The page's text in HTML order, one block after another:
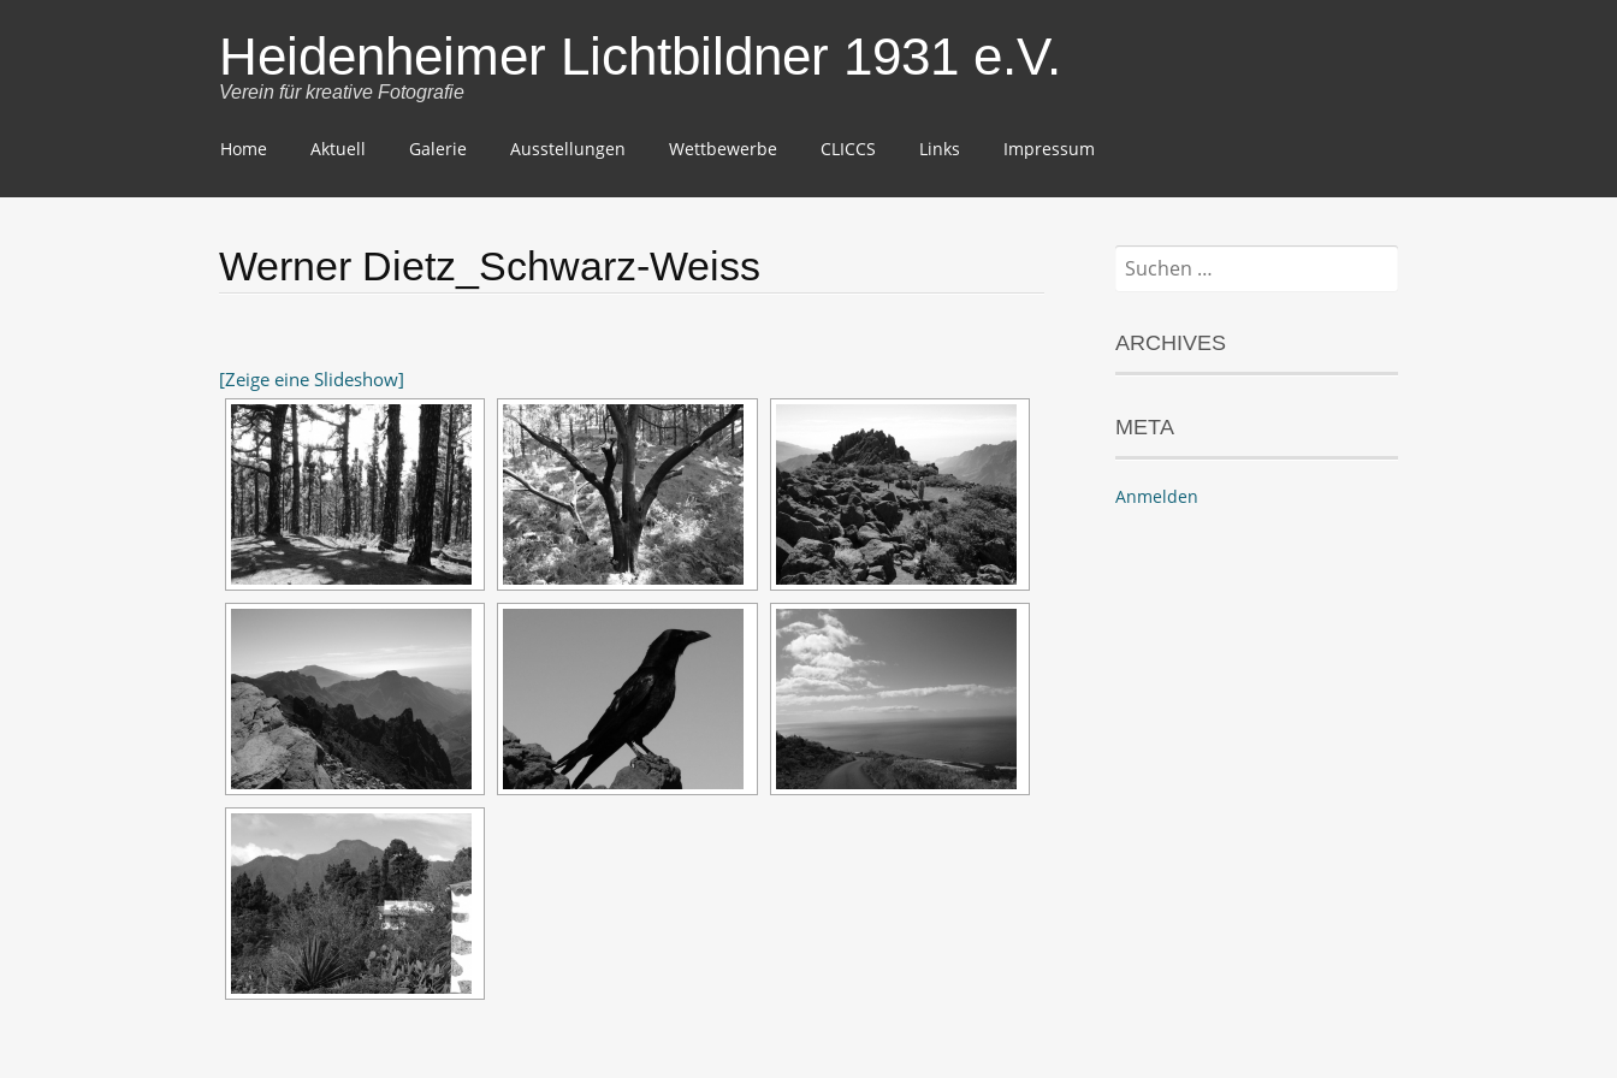
Heidenheimer Lichtbildner 1931 e.V.
Verein für kreative Fotografie
Skip
content
Home Aktuell Galerie Ausstellungen Wettbewerbe CLICCS Links Impressum
Werner Dietz_Schwarz-Weiss
[Zeige eine Slideshow]
Suchen
nach:
ARCHIVES
META
Anmelden